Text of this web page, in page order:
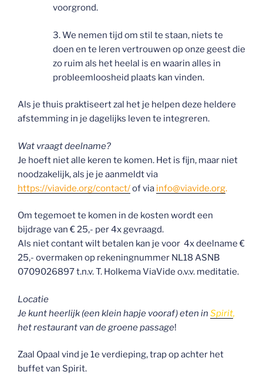
voorgrond.
3. We nemen tijd om stil te staan, niets te
doen en te leren vertrouwen op onze geest die
zo ruim als het heelal is en waarin alles in
probleemloosheid plaats kan vinden.
Als je thuis praktiseert zal het je helpen deze heldere
afstemming in je dagelijks leven te integreren.
Wat vraagt deelname?
Je hoeft niet alle keren te komen. Het is fijn, maar niet
noodzakelijk, als je je aanmeldt via
https://viavide.org/contact/of via info@viavide.org.
Om tegemoet te komen in de kosten wordt een
bijdrage van € 25,- per 4x gevraagd.
Als niet contant wilt betalen kan je voor 4x deelname €
25,- overmaken op rekeningnummer NL18 ASNB
0709026897 t.n.v. T. Holkema ViaVide o.v.v. meditatie.
Locatie
Je kunt heerlijk (een klein hapje vooraf) eten in Spirit,
het restaurant van de groene passage!
Zaal Opaal vind je 1e verdieping, trap op achter het
buffet van Spirit.